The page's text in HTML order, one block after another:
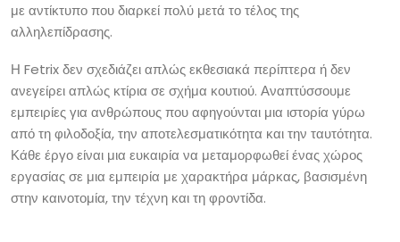
με αντίκτυπο που διαρκεί πολύ μετά το τέλος της
αλληλεπίδρασης.
Η Fetrix δεν σχεδιάζει απλώς εκθεσιακά περίπτερα ή δεν
ανεγείρει απλώς κτίρια σε σχήμα κουτιού. Αναπτύσσουμε
εμπειρίες για ανθρώπους που αφηγούνται μια ιστορία γύρω
από τη φιλοδοξία, την αποτελεσματικότητα και την ταυτότητα.
Κάθε έργο είναι μια ευκαιρία να μεταμορφωθεί ένας χώρος
εργασίας σε μια εμπειρία με χαρακτήρα μάρκας, βασισμένη
στην καινοτομία, την τέχνη και τη φροντίδα.